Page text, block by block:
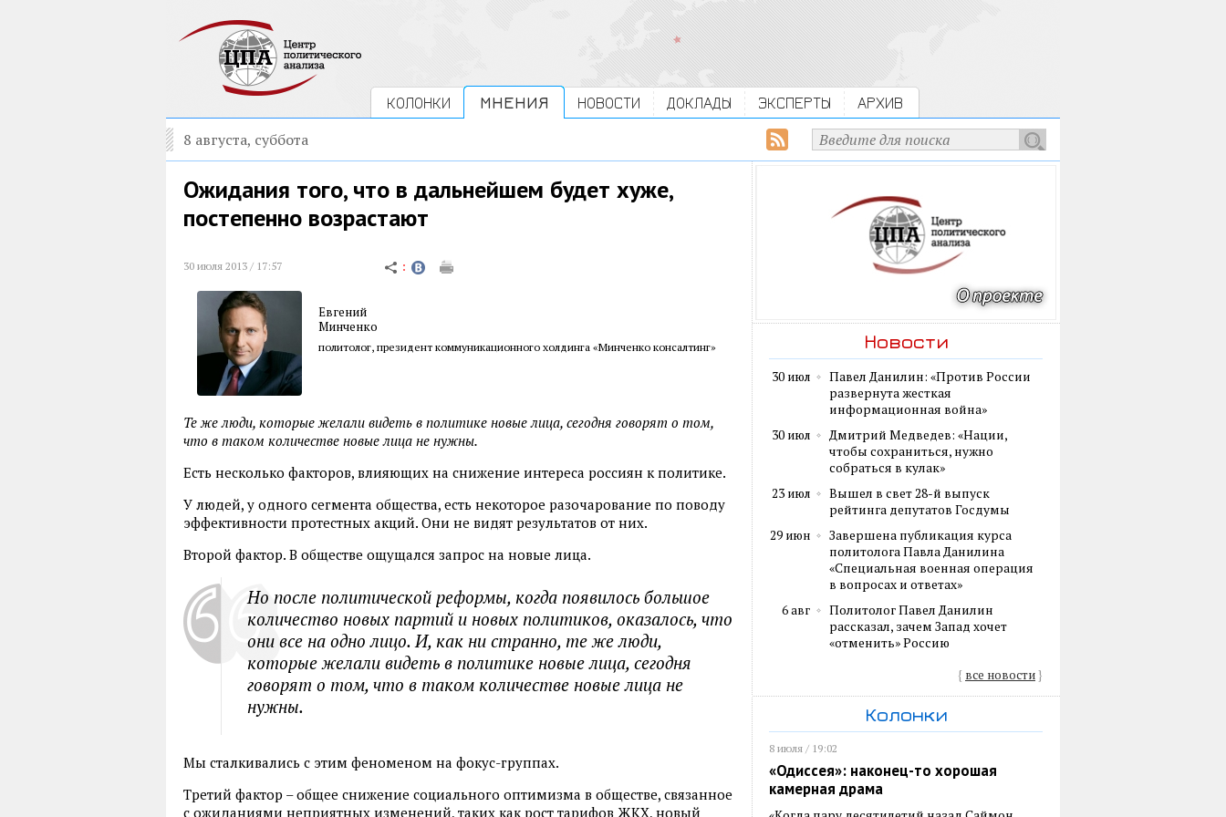
КОЛОНКИ МНЕНИЯ НОВОСТИ ДОКЛАДЫ ЭКСПЕРТЫ АРХИВ
8 августа, суббота
Ожидания того, что в дальнейшем будет хуже,
постепенно возрастают
30 июля 2013 / 17:57
Евгений
Минченко
политолог, президент коммуникационного холдинга «Минченко консалтинг»
Те же люди, которые желали видеть в политике новые лица, сегодня говорят о том,
что в таком количестве новые лица не нужны.
Есть несколько факторов, влияющих на снижение интереса россиян к политике.
У людей, у одного сегмента общества, есть некоторое разочарование по поводу
эффективности протестных акций. Они не видят результатов от них.
Второй фактор. В обществе ощущался запрос на новые лица.
Но после политической реформы, когда появилось большое
количество новых партий и новых политиков, оказалось, что
они все на одно лицо. И, как ни странно, те же люди,
которые желали видеть в политике новые лица, сегодня
говорят о том, что в таком количестве новые лица не
нужны.
Мы сталкивались с этим феноменом на фокус-группах.
Третий фактор – общее снижение социального оптимизма в обществе, связанное
с ожиданиями неприятных изменений, таких как рост тарифов ЖКХ, новый
Новости
30 июл
Павел Данилин: «Против России
развернута жесткая
информационная война»
30 июл
Дмитрий Медведев: «Нации,
чтобы сохраниться, нужно
собраться в кулак»
23 июл
Вышел в свет 28-й выпуск
рейтинга депутатов Госдумы
29 июн
Завершена публикация курса
политолога Павла Данилина
«Специальная военная операция
в вопросах и ответах»
6 авг
Политолог Павел Данилин
рассказал, зачем Запад хочет
«отменить» Россию
{ все новости}
Колонки
8 июля / 19:02
«Одиссея»: наконец-то хорошая
камерная драма